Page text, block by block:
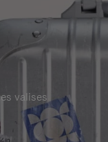
valises